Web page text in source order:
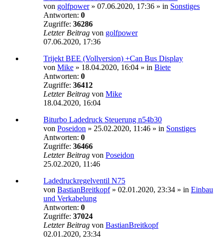
von golfpower» 07.06.2020, 17:36 » in Sonstiges
Antworten: 0
Zugriffe: 36286
Letzter Beitrag von golfpower
07.06.2020, 17:36
Trijekt BEE (Vollversion) +Can Bus Display
von Mike » 18.04.2020, 16:04 » in Biete
Antworten: 0
Zugriffe: 36412
Letzter Beitrag von Mike
18.04.2020, 16:04
Biturbo Ladedruck Steuerung n54b30
von Poseidon » 25.02.2020, 11:46 » in Sonstiges
Antworten: 0
Zugriffe: 36466
Letzter Beitrag von Poseidon
25.02.2020, 11:46
Ladedruckregelventil N75
von BastianBreitkopf» 02.01.2020, 23:34 » in Einbau
und Verkabelung
Antworten: 0
Zugriffe: 37024
Letzter Beitrag von BastianBreitkopf
02.01.2020, 23:34